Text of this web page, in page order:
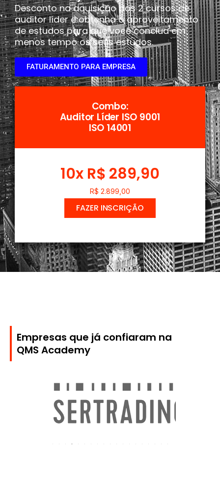
Desconto na aquisição dos 2 cursos de
auditor líder e obtenha o aproveitamento
de estudos para que você conclua em
menos tempo os seus estudos.
FATURAMENTO PARA EMPRESA
Combo:
Auditor Líder ISO 9001
ISO 14001
10x R$ 289,90
R$ 2.899,00
FAZER INSCRIÇÃO
Empresas que já confiaram na
QMS Academy